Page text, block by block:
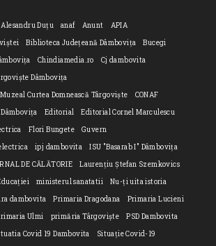
Alesandru Duțu anaf Anunt
APIA
Biblioteca Județeană Dâmbovița
Bucegi
Chindiamedia.ro
Cj dambovita
Dâmbovița
Curtea Domnească Târgoviște
CONAF
Dâmbovița Editorial
Editorial Cornel Marculescu
Flori Bungete
Guvern
ipj dambovita
ISU "Basarab I" Dâmbovița
DE CĂLĂTORIE
Laurențiu Ștefan Szemkovics
ministerul sanatatii
Nu-ți uita istoria
dambovita Primaria Dragodana
Primaria Lucieni
Ulmi primăria Târgoviște
PSD Dambovita
Covid 19 Dambovita
Situație Covid-19